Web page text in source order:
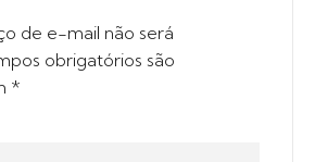
de e-mail não será
obrigatórios são
*